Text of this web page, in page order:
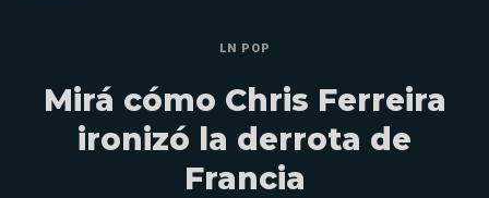
LN POP
Mirá cómo Chris Ferreira
ironizó la derrota de
Francia